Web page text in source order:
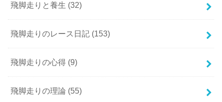
飛脚走りと養生 (32)
飛脚走りのレース日記 (153)
飛脚走りの心得 (9)
飛脚走りの理論 (55)